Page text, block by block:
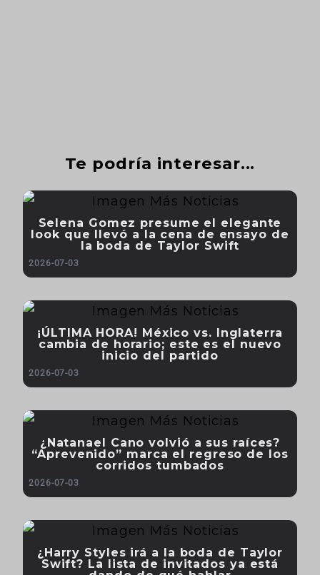
Te podría interesar...
Selena Gomez presume el elegante
look que llevó a la cena de ensayo de
la boda de Taylor Swift
2026-07-03
¡ÚLTIMA HORA! México vs. Inglaterra
cambia de horario; este es el nuevo
inicio del partido
2026-07-03
¿Natanael Cano volvió a sus raíces?
“Aprevenido” marca el regreso de los
corridos tumbados
2026-07-03
¿Harry Styles irá a la boda de Taylor
Swift? La lista de invitados ya está